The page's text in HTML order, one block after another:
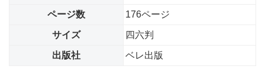
ページ数 176ページ
サイズ 四六判
出版社 ベレ出版